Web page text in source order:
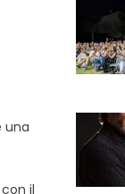
una
il